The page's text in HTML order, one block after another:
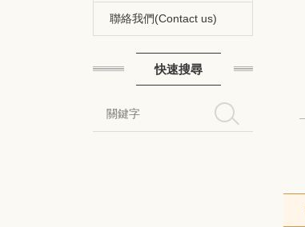
聯絡我們(Contact us)
快速搜尋
搜尋